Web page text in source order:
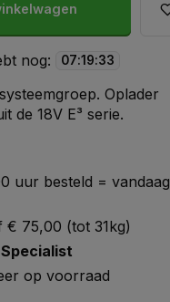
nog: 07:19:32
Oplader
de 18V E³ serie.
uur besteld = vandaag
€ 75,00 (tot 31kg)
op voorraad